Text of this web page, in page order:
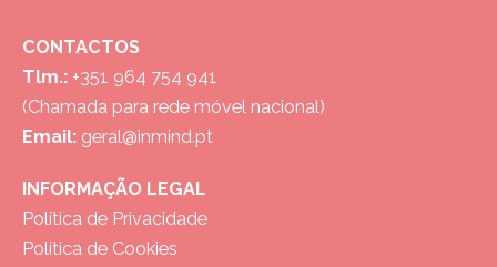
CONTACTOS
Tlm.: +351 964 754 941
(Chamada para rede móvel nacional)
Email: geral@inmind.pt
INFORMAÇÃO LEGAL
Política de Privacidade
Política de Cookies